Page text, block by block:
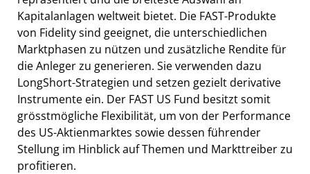
Kapitalanlagen weltweit bietet. Die FAST-Produkte
von Fidelity sind geeignet, die unterschiedlichen
Marktphasen zu nützen und zusätzliche Rendite für
die Anleger zu generieren. Sie verwenden dazu
LongShort-Strategien und setzen gezielt derivative
Instrumente ein. Der FAST US Fund besitzt somit
grösstmögliche Flexibilität, um von der Performance
des US-Aktienmarktes sowie dessen führender
Stellung im Hinblick auf Themen und Markttreiber zu
profitieren.